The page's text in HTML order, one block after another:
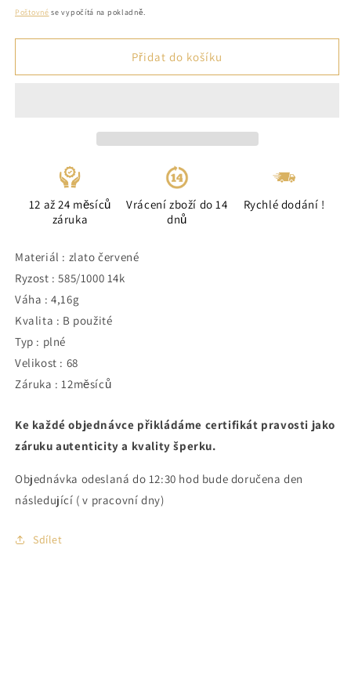
cena
Poštovné se vypočítá na pokladně.
Přidat do košíku
12 až 24 měsíců
záruka
Vrácení zboží do 14
dnů
Rychlé dodání !
Materiál : zlato červené
Ryzost : 585/1000 14k
Váha : 4,16g
Kvalita : B použité
Typ : plné
Velikost : 68
Záruka : 12měsíců
Ke každé objednávce přikládáme certifikát pravosti jako
záruku autenticity a kvality šperku.
Objednávka odeslaná do 12:30 hod bude doručena den
následující ( v pracovní dny)
Sdílet